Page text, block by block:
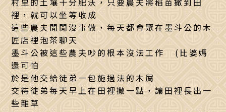
裡，就可以坐等收成
這些農夫閒閒沒事做，每天都會聚在墨斗公的木
匠店裡泡茶聊天
墨斗公被這些農夫吵的根本沒法工作 (比婆媽
還可怕
於是他交給徒弟一包施過法的木屑
交待徒弟每天早上在田裡撒一點，讓田裡長出一
些雜草